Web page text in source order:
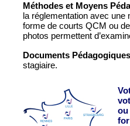
Méthodes et Moyens
la réglementation avec
forme de courts QCM ou
photos permettent
Documents
stagiaire.
ou